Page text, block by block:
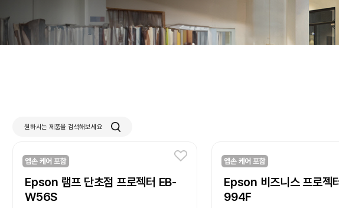
원하시는 제품을 검색해보세요
Epson 램프 단초점 프로젝터 EB-
W56S
Epson 비즈니스 프로젝
994F